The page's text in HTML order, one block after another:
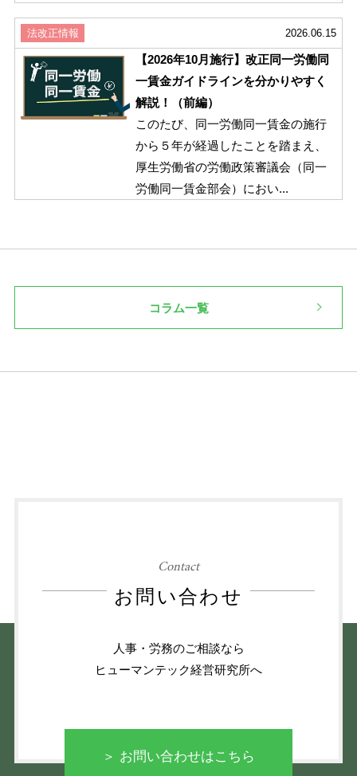
法改正情報 2026.06.15
【2026年10月施行】改正同一労働同
一賃金ガイドラインを分かりやすく
解説！（前編）
このたび、同一労働同一賃金の施行
から５年が経過したことを踏まえ、
厚生労働省の労働政策審議会（同一
労働同一賃金部会）におい...
コラム一覧
Contact
お問い合わせ
人事・労務のご相談なら
ヒューマンテック経営研究所へ
＞ お問い合わせはこちら